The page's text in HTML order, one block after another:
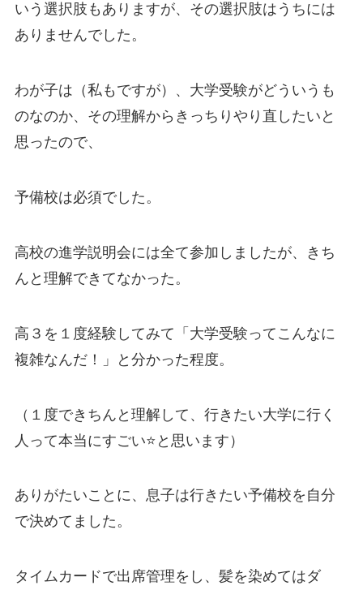
いう選択肢もありますが、その選択肢はうちには
ありませんでした。
わが子は（私もですが）、大学受験がどういうも
のなのか、その理解からきっちりやり直したいと
思ったので、
予備校は必須でした。
高校の進学説明会には全て参加しましたが、きち
んと理解できてなかった。
高３を１度経験してみて「大学受験ってこんなに
複雑なんだ！」と分かった程度。
（１度できちんと理解して、行きたい大学に行く
人って本当にすごい⭐️と思います）
ありがたいことに、息子は行きたい予備校を自分
で決めてました。
タイムカードで出席管理をし、髪を染めてはダ